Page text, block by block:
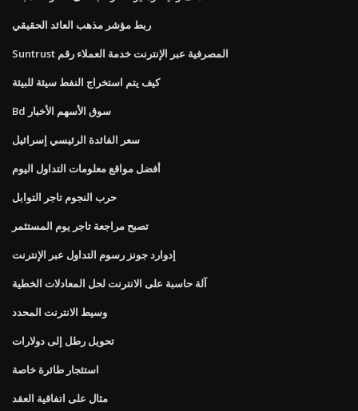
ربط مؤشر مذهب العائد الحقيقي
Suntrust المصرفية عبر الإنترنت خدمة العملاء رقم
كيف يتم استخراج النفط سيئة للبيئة
Bd سوق الأسهم الأخبار
سعر الفائدة الرئيسي إسرائيل
أفضل مواقع معلومات التداول اليوم
حرب النجوم تاجر التوابل
تصبح مراجعة تاجر يوم المستثمر
إدوارد جونز رسوم التداول عبر الإنترنت
آلة حاسبة على الانترنت لحل المعادلات الخطية
وسيط الانترنت المحدد
تحويل رطل إلى دولارات
استئجار طائرة خاصة
مثال على اتفاقية العقد